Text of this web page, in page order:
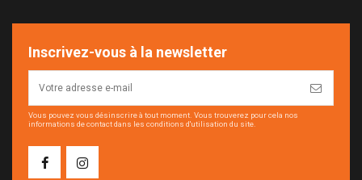
Inscrivez-vous à la newsletter
Vous pouvez vous désinscrire à tout moment. Vous trouverez pour cela nos
informations de contact dans les conditions d'utilisation du site.